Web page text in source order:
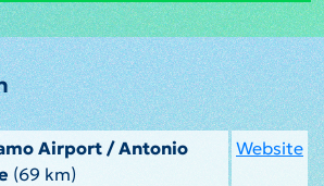
Airport / Antonio
(69 km)
Website